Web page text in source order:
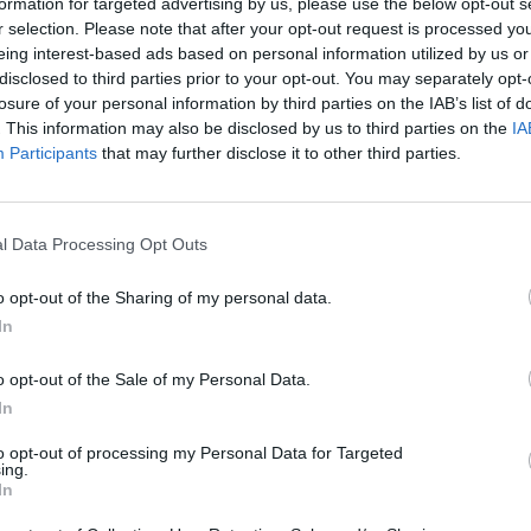
selection. Please note that after your opt-out request is processed
interest-based ads based on personal information utilized by us
to third parties prior to your opt-out. You may separately
of your personal information by third parties on the IAB’s list of
This information may also be disclosed by us to third parties on the
Participants that may further disclose it to other third parties.
Data Processing Opt Outs
opt-out of the Sharing of my personal data.
opt-out of the Sale of my Personal Data.
opt-out of processing my Personal Data for Targeted
m²; Parcela IN1- D1 de 32.816, 64 m²
recientemente el consejo de Espais
IN1- C de 381.804,16 m² a la sociedad
de un gran proyecto logístico en el que está
Grupo Inditex.
una oferta flexible de suelo
proyectos tractores y a empresas
impacto económico, según un
los pliegos que regulan la
de uso terciario compatibles con uso
a la manzana donde se está